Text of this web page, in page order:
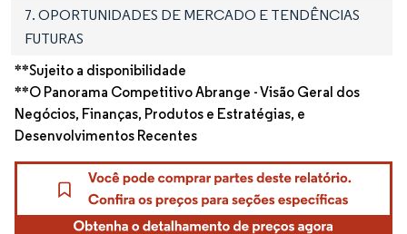
7. OPORTUNIDADES DE MERCADO E TENDÊNCIAS
FUTURAS
**Sujeito a disponibilidade
**O Panorama Competitivo Abrange - Visão Geral dos
Negócios, Finanças, Produtos e Estratégias, e
Desenvolvimentos Recentes